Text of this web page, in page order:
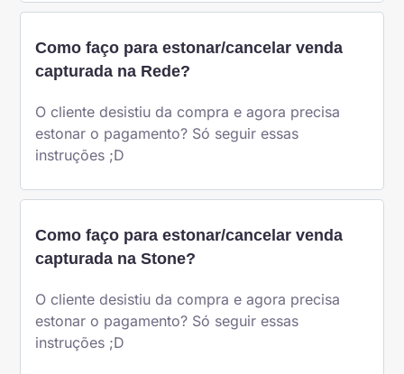
Como faço para estonar/cancelar venda
capturada na Rede?
O cliente desistiu da compra e agora precisa
estonar o pagamento? Só seguir essas
instruções ;D
Como faço para estonar/cancelar venda
capturada na Stone?
O cliente desistiu da compra e agora precisa
estonar o pagamento? Só seguir essas
instruções ;D